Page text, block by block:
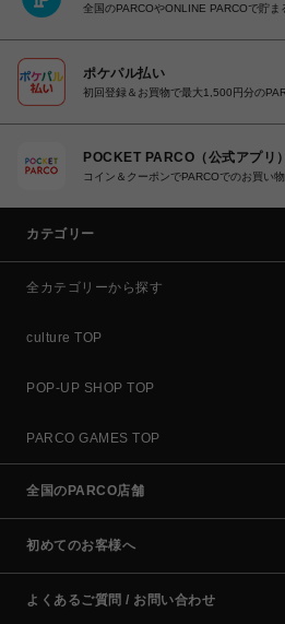
全国のPARCOやONLINE PARCOで貯ま
ポケパル払い
初回登録＆お買物で最大1,500円分の
POCKET PARCO（公式アプリ）
コイン＆クーポンでPARCOでのお買い
カテゴリー
全カテゴリーから探す
culture TOP
POP-UP SHOP TOP
PARCO GAMES TOP
全国のPARCO店舗
初めてのお客様へ
よくあるご質問 / お問い合わせ